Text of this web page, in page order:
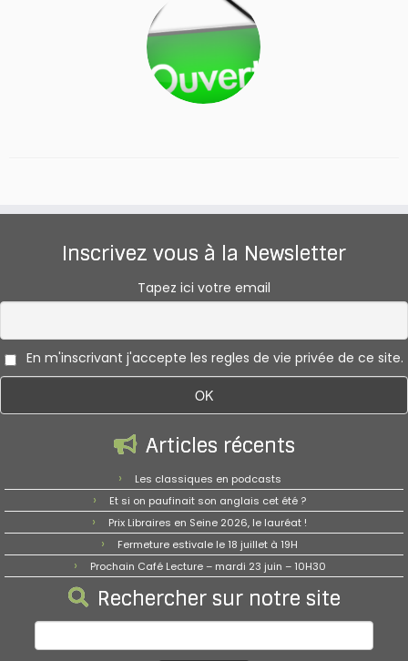
Inscrivez vous à la Newsletter
Tapez ici votre email
En m'inscrivant j'accepte les regles de vie privée de ce site.
Articles récents
Les classiques en podcasts
Et si on paufinait son anglais cet été ?
Prix Libraires en Seine 2026, le lauréat !
Fermeture estivale le 18 juillet à 19H
Prochain Café Lecture – mardi 23 juin – 10H30
Rechercher sur notre site